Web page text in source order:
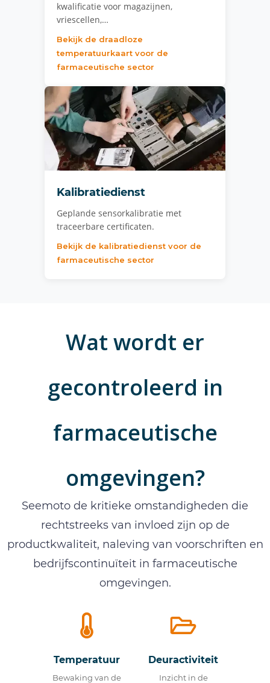
kwalificatie voor magazijnen,
vriescellen,…
Bekijk de draadloze
temperatuurkaart voor de
farmaceutische sector
Kalibratiedienst
Geplande sensorkalibratie met
traceerbare certificaten.
Bekijk de kalibratiedienst voor de
farmaceutische sector
Wat wordt er
gecontroleerd in
farmaceutische
omgevingen?
Seemoto de kritieke omstandigheden die
rechtstreeks van invloed zijn op de
productkwaliteit, naleving van voorschriften en
bedrijfscontinuïteit in farmaceutische
omgevingen.
Temperatuur
Bewaking van de
Deuractiviteit
Inzicht in de